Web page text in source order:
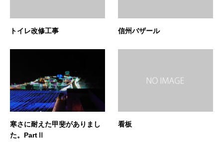
トイレ改修工事 信州バザール
寒さに耐えた甲斐がありまし
た。PartⅡ
看板